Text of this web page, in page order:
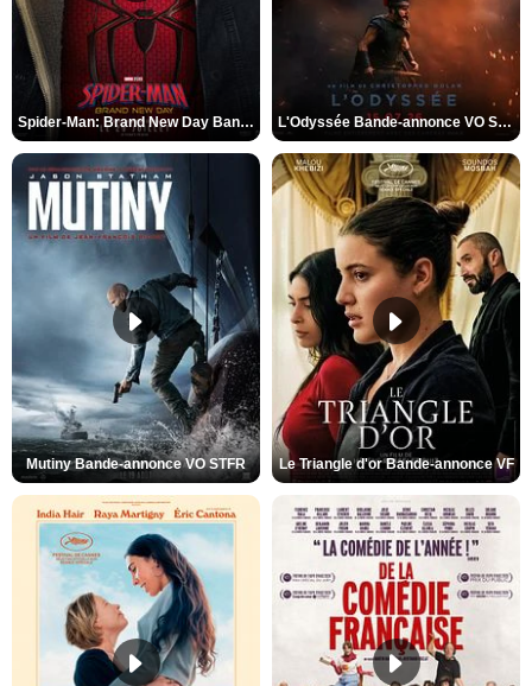
Spider-Man: Brand New Day Bande-annonce VO STFR L'Odyssée Bande-annonce VO STFR
Mutiny Bande-annonce VO STFR Le Triangle d'or Bande-annonce VF